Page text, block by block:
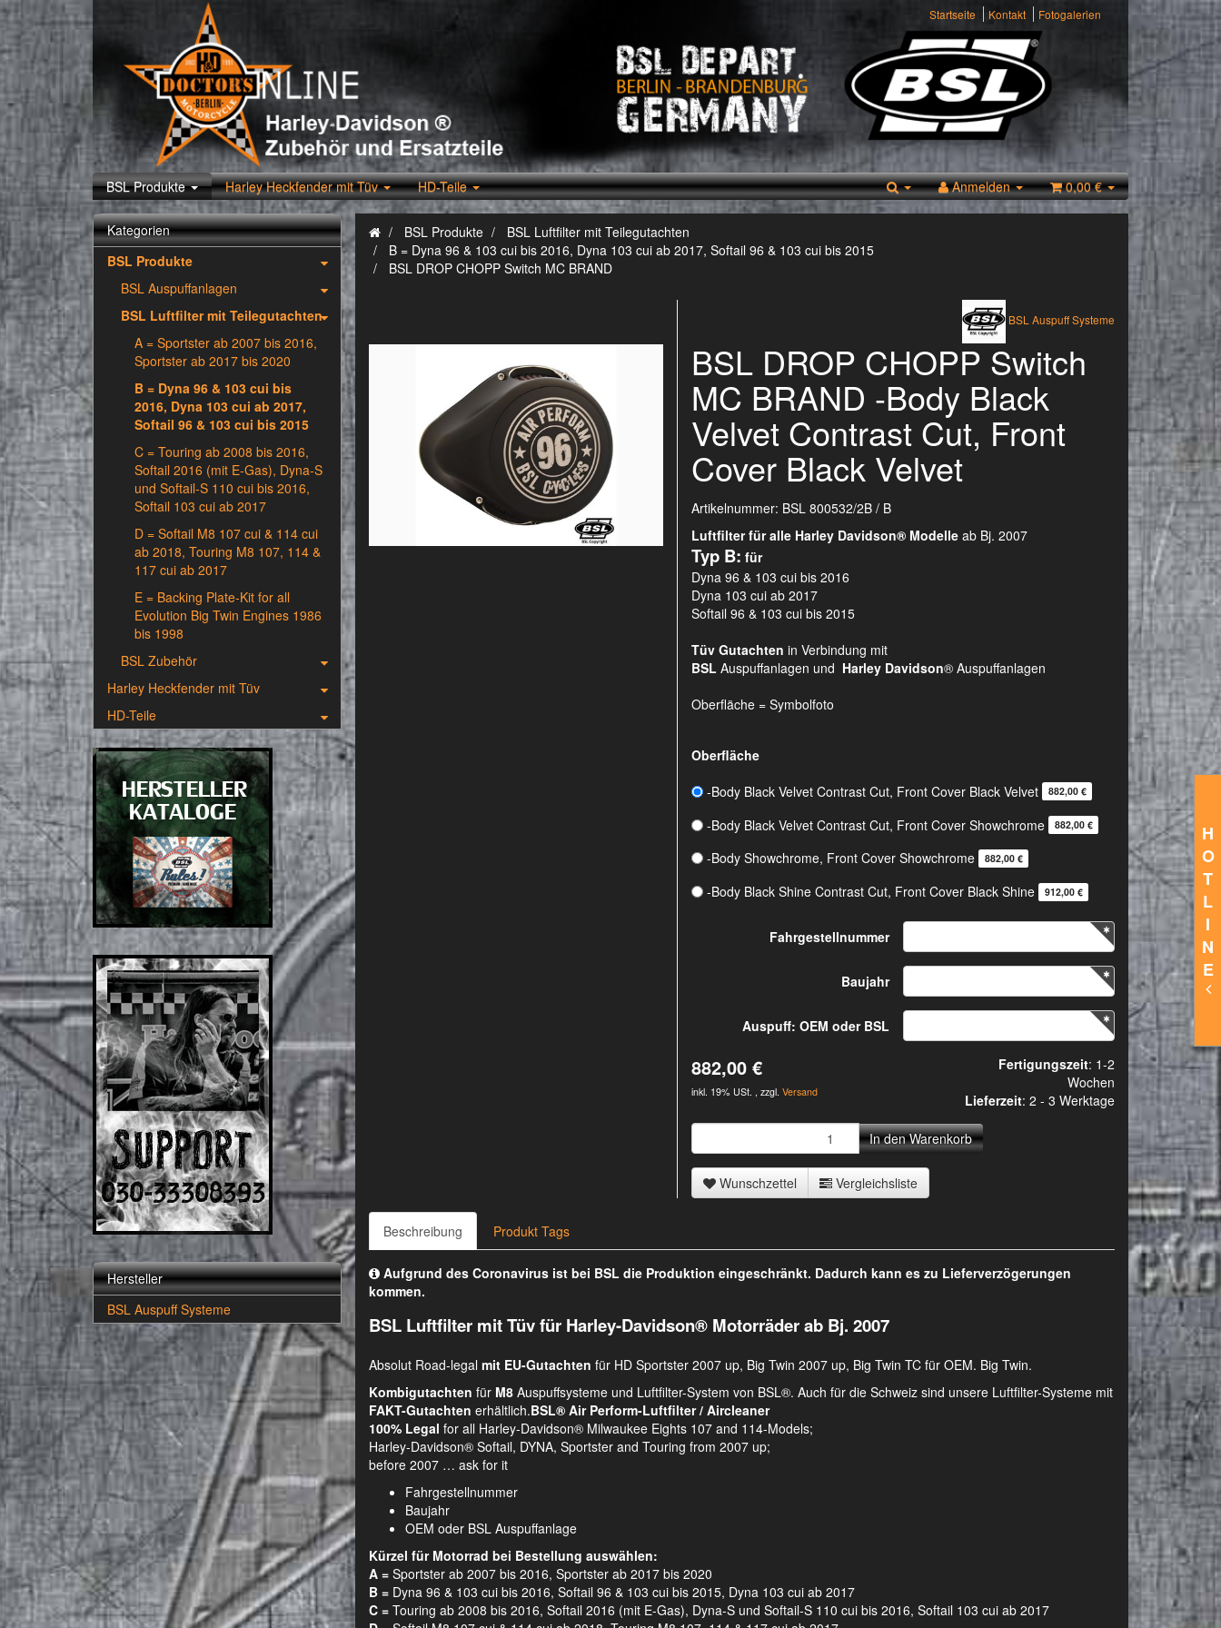
H
O
T
L
I
N
E
Startseite Kontakt Fotogalerien
BSL Produkte Harley Heckfender mit Tüv HD-Teile Anmelden 0,00 €
BSL Produkte
BSL Luftfilter mit Teilegutachten
B = Dyna 96 & 103 cui bis 2016, Dyna 103 cui ab 2017, Softail 96 & 103 cui bis 2015
BSL DROP CHOPP Switch MC BRAND
BSL Auspuff Systeme
BSL DROP CHOPP Switch
MC BRAND -Body Black
Velvet Contrast Cut, Front
Cover Black Velvet
Artikelnummer: BSL 800532/2B / B
Luftfilter für alle Harley Davidson® Modelleab Bj. 2007
Typ B: für
Dyna 96 & 103 cui bis 2016
Dyna 103 cui ab 2017
Softail 96 & 103 cui bis 2015
Tüv Gutachten in Verbindung mit
BSL Auspuffanlagen und Harley Davidson® Auspuffanlagen
Oberfläche = Symbolfoto
Oberfläche
-Body Black Velvet Contrast Cut, Front Cover Black Velvet
882,00 €
-Body Black Velvet Contrast Cut, Front Cover Showchrome 882,00 €
-Body Showchrome, Front Cover Showchrome 882,00 €
-Body Black Shine Contrast Cut, Front Cover Black Shine 912,00 €
Fahrgestellnummer
Baujahr
Auspuff: OEM oder BSL
882,00 €
inkl. 19% USt. , zzgl.Versand
Fertigungszeit: 1-2
Wochen
Lieferzeit: 2 - 3 Werktage
In den Warenkorb
Wunschzettel Vergleichsliste
Beschreibung Produkt Tags
Aufgrund des Coronavirus ist bei BSL die Produktion eingeschränkt. Dadurch kann es zu Lieferverzögerungen
kommen.
BSL Luftfilter mit Tüv für Harley-Davidson® Motorräder ab Bj. 2007
Absolut Road-legal mit EU-Gutachten für HD Sportster 2007 up, Big Twin 2007 up, Big Twin TC für OEM. Big Twin.
Kombigutachten für M8 Auspuffsysteme und Luftfilter-System von BSL®. Auch für die Schweiz sind unsere Luftfilter-Systeme mit
FAKT-Gutachten erhältlich.BSL® Air Perform-Luftfilter / Aircleaner
100% Legal for all Harley-Davidson® Milwaukee Eights 107 and 114-Models;
Harley-Davidson® Softail, DYNA, Sportster and Touring from 2007 up;
before 2007 … ask for it
Fahrgestellnummer
Baujahr
OEM oder BSL Auspuffanlage
Kürzel für Motorrad bei Bestellung auswählen:
A =Sportster ab 2007 bis 2016, Sportster ab 2017 bis 2020
B =Dyna 96 & 103 cui bis 2016, Softail 96 & 103 cui bis 2015, Dyna 103 cui ab 2017
C =Touring ab 2008 bis 2016, Softail 2016 (mit E-Gas), Dyna-S und Softail-S 110 cui bis 2016, Softail 103 cui ab 2017
Kategorien
BSL Produkte
BSL Auspuffanlagen
BSL Luftfilter mit Teilegutachten
A = Sportster ab 2007 bis 2016,
Sportster ab 2017 bis 2020
B = Dyna 96 & 103 cui bis
2016, Dyna 103 cui ab 2017,
Softail 96 & 103 cui bis 2015
C = Touring ab 2008 bis 2016,
Softail 2016 (mit E-Gas), Dyna-S
und Softail-S 110 cui bis 2016,
Softail 103 cui ab 2017
D = Softail M8 107 cui & 114 cui
ab 2018, Touring M8 107, 114 &
117 cui ab 2017
E = Backing Plate-Kit for all
Evolution Big Twin Engines 1986
bis 1998
BSL Zubehör
Harley Heckfender mit Tüv
HD-Teile
Hersteller
BSL Auspuff Systeme